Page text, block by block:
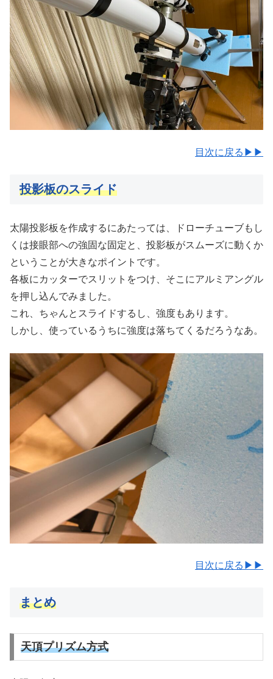
目次に戻る▶▶
投影板のスライド
太陽投影板を作成するにあたっては、ドローチューブもし
くは接眼部への強固な固定と、投影板がスムーズに動くか
ということが大きなポイントです。
各板にカッターでスリットをつけ、そこにアルミアングル
を押し込んでみました。
これ、ちゃんとスライドするし、強度もあります。
しかし、使っているうちに強度は落ちてくるだろうなあ。
目次に戻る▶▶
まとめ
天頂プリズム方式